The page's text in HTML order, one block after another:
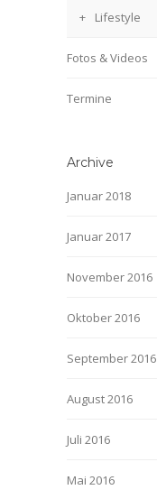
Lifestyle
Fotos & Videos
Termine
Archive
Januar 2018
Januar 2017
November 2016
Oktober 2016
September 2016
August 2016
Juli 2016
Mai 2016